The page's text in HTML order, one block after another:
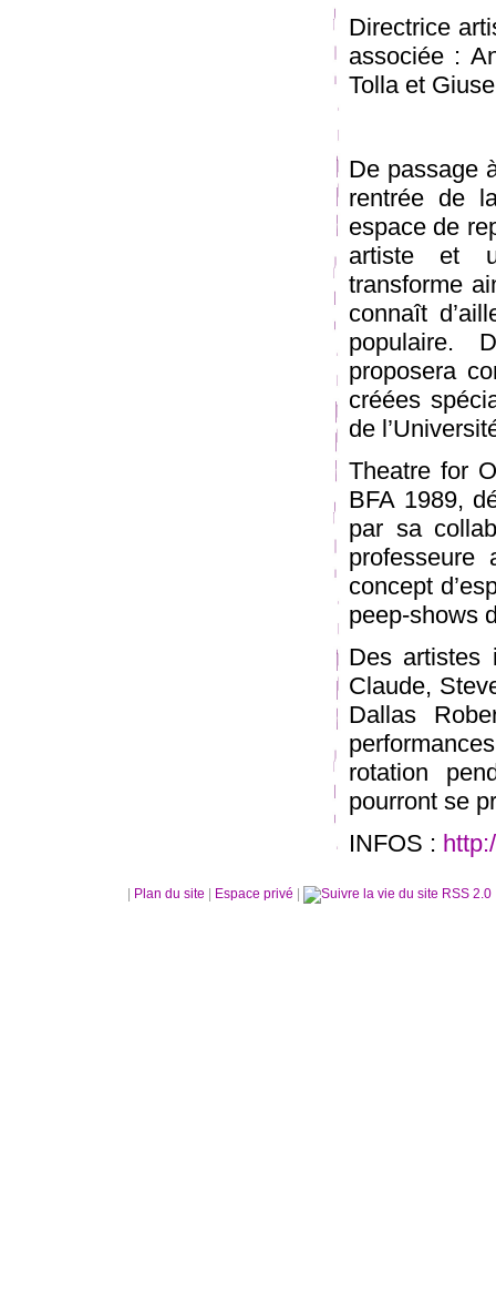
Directrice
associée :
Tolla et
De passage
rentrée de
espace de
artiste et
transforme
connaît
populaire.
proposera
créées
de
Theatre for
BFA 1989,
par sa
professeure
concept
peep-shows
Des artistes
Claude,
Dallas
rotation
pourront se
INFOS :
Plan du site Espace privé RSS 2.0